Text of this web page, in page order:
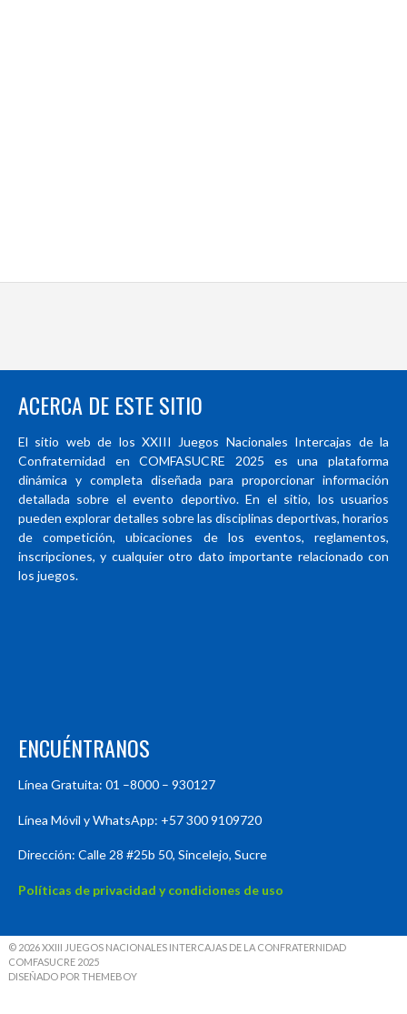
ACERCA DE ESTE SITIO
El sitio web de los XXIII Juegos Nacionales Intercajas de la
Confraternidad en COMFASUCRE 2025 es una plataforma
dinámica y completa diseñada para proporcionar información
detallada sobre el evento deportivo. En el sitio, los usuarios
pueden explorar detalles sobre las disciplinas deportivas, horarios
de competición, ubicaciones de los eventos, reglamentos,
inscripciones, y cualquier otro dato importante relacionado con
los juegos.
ENCUÉNTRANOS
Línea Gratuita: 01 –8000 – 930127
Línea Móvil y WhatsApp: +57 300 9109720
Dirección: Calle 28 #25b 50, Sincelejo, Sucre
Políticas de privacidad y condiciones de uso
© 2026 XXIII JUEGOS NACIONALES INTERCAJAS DE LA CONFRATERNIDAD
COMFASUCRE 2025
DISEÑADO POR THEMEBOY